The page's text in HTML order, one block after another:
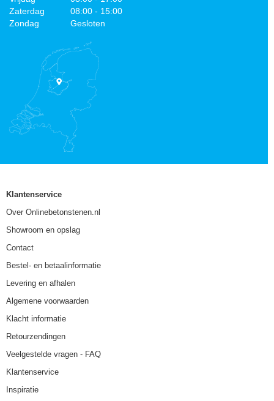
Zaterdag
08:00 - 15:00
Zondag
Gesloten
Klantenservice
Over Onlinebetonstenen.nl
Showroom en opslag
Contact
Bestel- en betaalinformatie
Levering en afhalen
Algemene voorwaarden
Klacht informatie
Retourzendingen
Veelgestelde vragen - FAQ
Klantenservice
Inspiratie